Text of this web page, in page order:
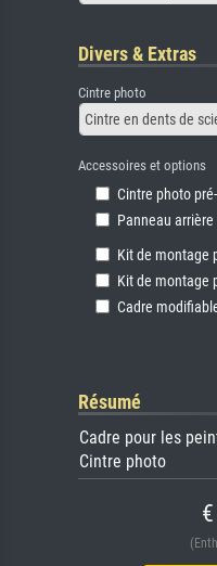
Divers & Extras
Cintre photo
Cintre en dents de
Accessoires et options
Cintre photo
Panneau arrière
Kit de montage
Kit de montage
Cadre
Résumé
Cadre pour les
Cintre photo